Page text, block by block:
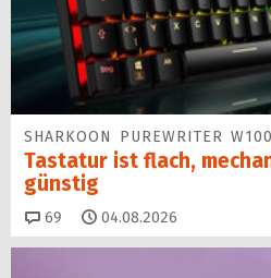
SHARKOON PUREWRITER W100
Tastatur ist flach,
günstig
69 Kommentare
04.08.2026